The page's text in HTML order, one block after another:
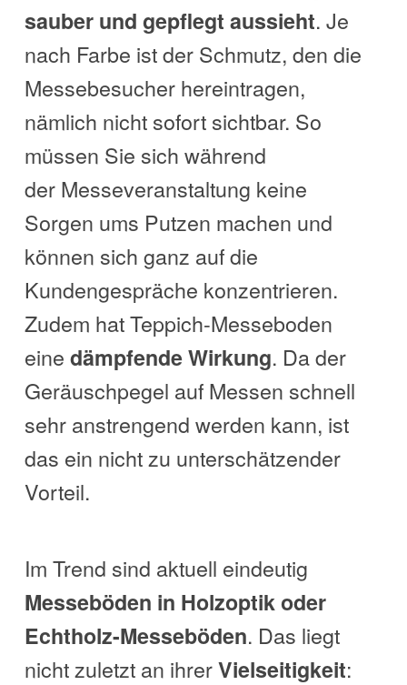
sauber und gepflegt aussieht. Je
nach Farbe ist der Schmutz, den die
Messebesucher hereintragen,
nämlich nicht sofort sichtbar. So
müssen Sie sich während
der Messeveranstaltung keine
Sorgen ums Putzen machen und
können sich ganz auf die
Kundengespräche konzentrieren.
Zudem hat Teppich-Messeboden
eine dämpfende Wirkung. Da der
Geräuschpegel auf Messen schnell
sehr anstrengend werden kann, ist
das ein nicht zu unterschätzender
Vorteil.
Im Trend sind aktuell eindeutig
Messeböden in Holzoptik oder
Echtholz-Messeböden. Das liegt
nicht zuletzt an ihrerVielseitigkeit: